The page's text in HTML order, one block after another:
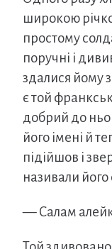
широкою
простому
поручні і
здалися йому
є той
добрий до
його імені й
підійшов і
називали його
— Салам